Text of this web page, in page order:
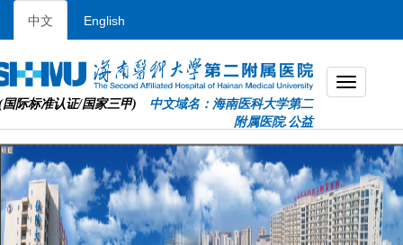
中文 English
国际标准认证/国家三甲) 中文域名：海南医科大学第二
附属医院.公益